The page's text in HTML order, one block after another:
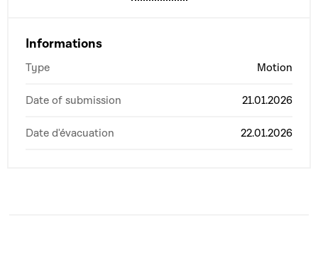
Informations
Type Motion
Date of submission 21.01.2026
Date d'évacuation 22.01.2026